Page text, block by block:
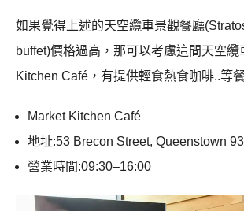
如果覺得上述的天空纜車景觀餐廳
buffet)價格過高，那可以考慮這間天空纜
Kitchen Café，有提供輕食熱食咖啡..等
Market Kitchen Café
地址:53 Brecon Street, Queenstown
營業時間:09:30–16:00